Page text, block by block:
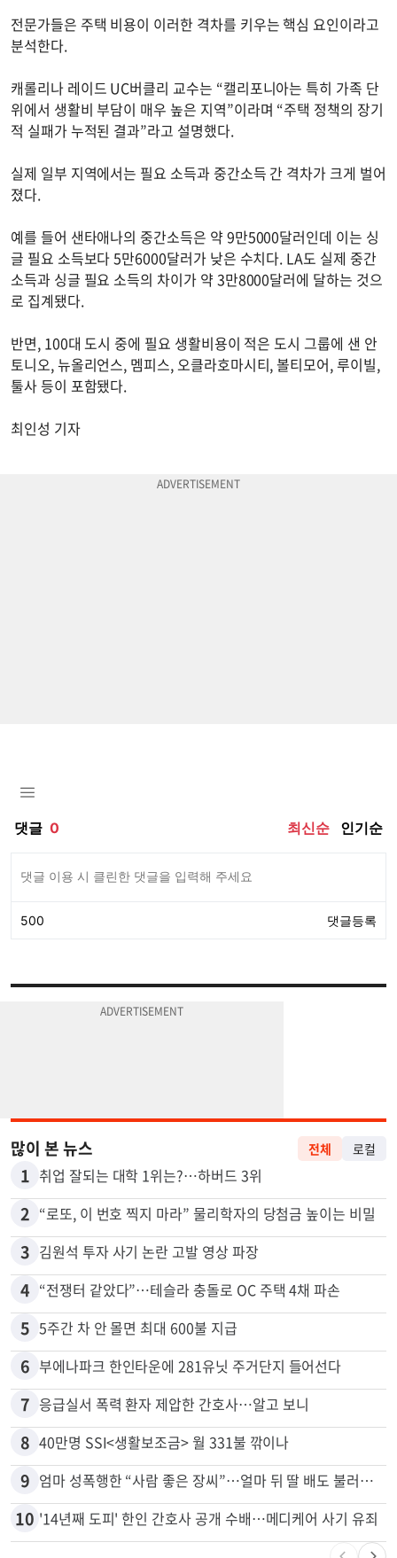
전문가들은 주택 비용이 이러한 격차를 키우는 핵심 요인이라고
분석한다.
캐롤리나 레이드 UC버클리 교수는 “캘리포니아는 특히 가족 단
위에서 생활비 부담이 매우 높은 지역”이라며 “주택 정책의 장기
적 실패가 누적된 결과”라고 설명했다.
실제 일부 지역에서는 필요 소득과 중간소득 간 격차가 크게 벌어
졌다.
예를 들어 샌타애나의 중간소득은 약 9만5000달러인데 이는 싱
글 필요 소득보다 5만6000달러가 낮은 수치다. LA도 실제 중간
소득과 싱글 필요 소득의 차이가 약 3만8000달러에 달하는 것으
로 집계됐다.
반면, 100대 도시 중에 필요 생활비용이 적은 도시 그룹에 샌 안
토니오, 뉴올리언스, 멤피스, 오클라호마시티, 볼티모어, 루이빌,
툴사 등이 포함됐다.
최인성 기자
많이 본 뉴스 전체 로컬
1 취업 잘되는 대학 1위는?…하버드 3위
2 “로또, 이 번호 찍지 마라” 물리학자의 당첨금 높이는 비밀
3 김원석 투자 사기 논란 고발 영상 파장
4 “전쟁터 같았다”…테슬라 충돌로 OC 주택 4채 파손
5 5주간 차 안 몰면 최대 600불 지급
6 부에나파크 한인타운에 281유닛 주거단지 들어선다
7 응급실서 폭력 환자 제압한 간호사…알고 보니
8 40만명 SSI<생활보조금> 월 331불 깎이나
9 엄마 성폭행한 “사람 좋은 장씨”…얼마 뒤 딸 배도 불러왔다
10 '14년째 도피' 한인 간호사 공개 수배…메디케어 사기 유죄